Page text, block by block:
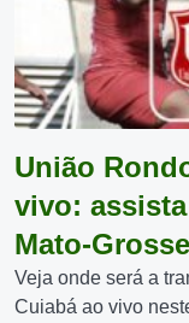
União
vivo:
Mato-
Veja onde será a
Cuiabá ao vivo